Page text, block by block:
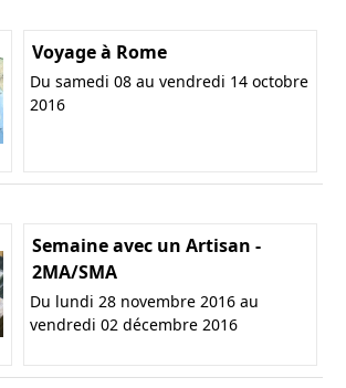
Voyage à Rome
Du samedi 08 au vendredi 14 octobre
2016
Semaine avec un Artisan -
2MA/SMA
Du lundi 28 novembre 2016 au
vendredi 02 décembre 2016